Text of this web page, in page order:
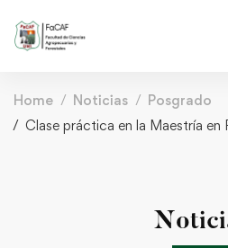
Home Noticias
Posgrado
Clase práctica en la Maestría